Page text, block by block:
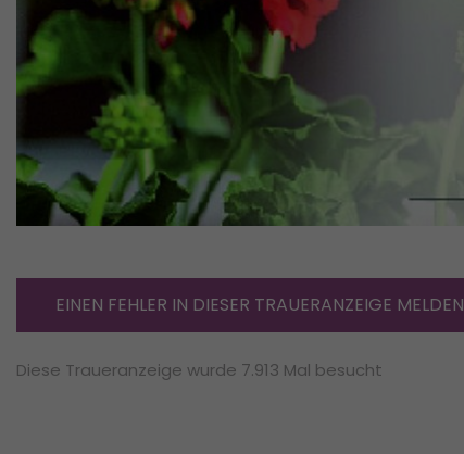
EINEN FEHLER IN DIESER TRAUERANZEIGE MELDEN
Diese Traueranzeige wurde 7.913 Mal besucht